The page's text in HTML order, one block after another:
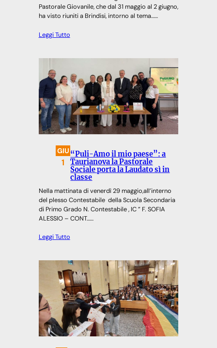
Pastorale Giovanile, che dal 31 maggio al 2 giugno,
ha visto riuniti a Brindisi, intorno al tema……
Leggi Tutto
GIU
1
“Puli-Amo il mio paese”: a
Taurianova la Pastorale
Sociale porta la Laudato sì in
classe
Nella mattinata di venerdì 29 maggio,all’interno
del plesso Contestabile della Scuola Secondaria
di Primo Grado N. Contestabile , IC ” F. SOFIA
ALESSIO – CONT……
Leggi Tutto